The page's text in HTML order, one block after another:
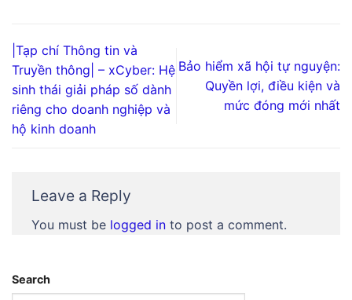
|Tạp chí Thông tin và
Truyền thông| – xCyber: Hệ
sinh thái giải pháp số dành
riêng cho doanh nghiệp và
hộ kinh doanh
Bảo hiểm xã hội tự nguyện:
Quyền lợi, điều kiện và
mức đóng mới nhất
Leave a Reply
You must be logged in to post a comment.
Search